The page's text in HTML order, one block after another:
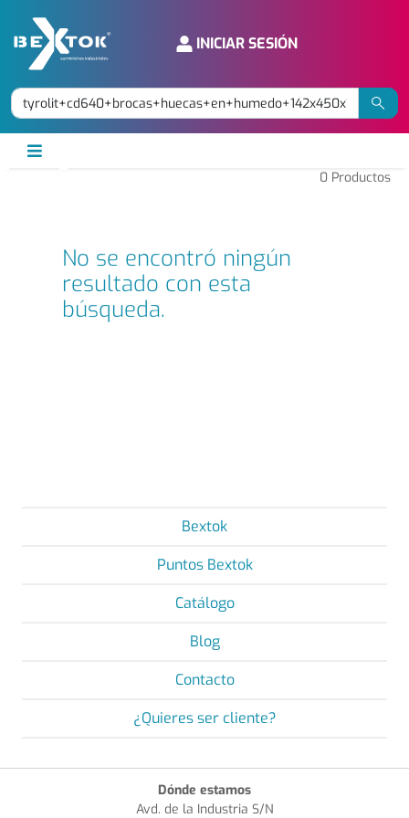
INICIAR SESIÓN
0 Productos
No se encontró ningún
resultado con esta
búsqueda.
Bextok
Puntos Bextok
Catálogo
Blog
Contacto
¿Quieres ser cliente?
Dónde estamos
Avd. de la Industria S/N